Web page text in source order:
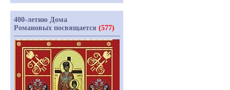
400-летию Дома
Романовых посвящается (577)